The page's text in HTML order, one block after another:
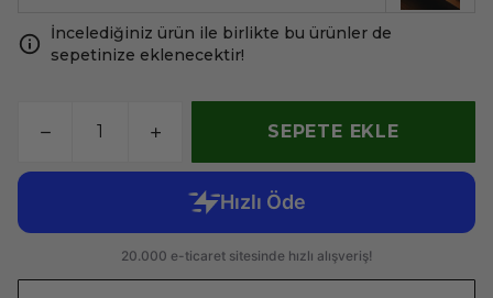
İncelediğiniz ürün ile birlikte bu ürünler de
sepetinize eklenecektir!
SEPETE EKLE